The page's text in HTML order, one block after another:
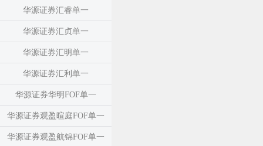
华源证券汇睿单一
华源证券汇贞单一
华源证券汇明单一
华源证券汇利单一
华源证券华明FOF单一
华源证券观盈暄庭FOF单一
华源证券观盈航锦FOF单一